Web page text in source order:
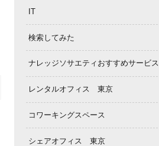
IT
検索してみた
ナレッジソサエティおすすめサービス
レンタルオフィス 東京
コワーキングスペース
シェアオフィス 東京